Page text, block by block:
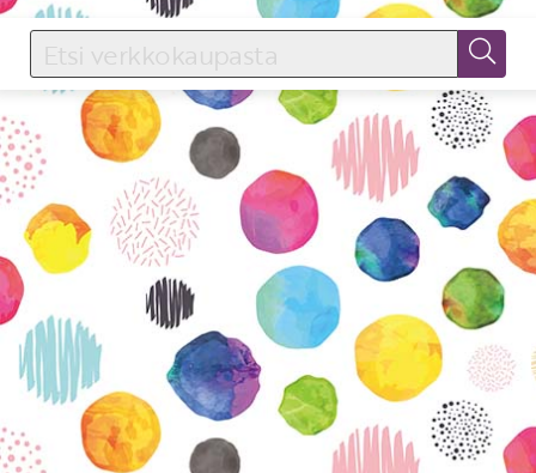
KIRJAUDU SISÄÄN
Käyttäjätunnus
Salasana
Unohtuiko salasana?
KIRJAUDU SISÄÄN
Etkö ole vielä Varhaiskasvatuksen Tietopalvelun
jäsen?
Liity tästä!